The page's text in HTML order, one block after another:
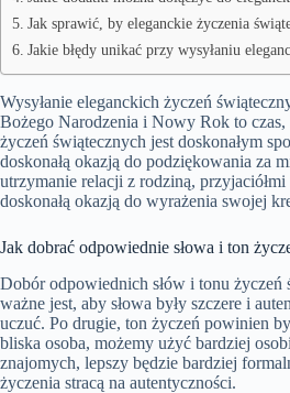
Jak sprawić, by eleganckie życzenia
Jakie błędy unikać przy wysyłaniu
Wysyłanie eleganckich życzeń
Bożego Narodzenia i Nowy Rok to czas,
życzeń świątecznych jest doskonałym
doskonałą okazją do podziękowania za
utrzymanie relacji z rodziną,
doskonałą okazją do wyrażenia swojej
Jak dobrać odpowiednie słowa i ton
Dobór odpowiednich słów i tonu życzeń
ważne jest, aby słowa były szczere i
uczuć. Po drugie, ton życzeń powinien
bliska osoba, możemy użyć bardziej
znajomych, lepszy będzie bardziej
życzenia stracą na autentyczności.